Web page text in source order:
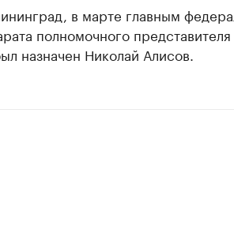
в марте главным
полномочного
назначен Николай Алисов.